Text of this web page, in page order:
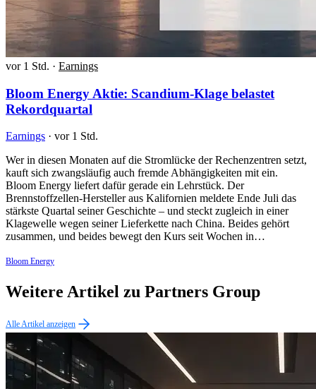
vor 1 Std. · Earnings
Bloom Energy Aktie: Scandium-Klage belastet
Rekordquartal
Earnings · vor 1 Std.
Wer in diesen Monaten auf die Stromlücke der Rechenzentren setzt,
kauft sich zwangsläufig auch fremde Abhängigkeiten mit ein.
Bloom Energy liefert dafür gerade ein Lehrstück. Der
Brennstoffzellen-Hersteller aus Kalifornien meldete Ende Juli das
stärkste Quartal seiner Geschichte – und steckt zugleich in einer
Klagewelle wegen seiner Lieferkette nach China. Beides gehört
zusammen, und beides bewegt den Kurs seit Wochen in…
Bloom Energy
Weitere Artikel zu Partners Group
Alle Artikel anzeigen